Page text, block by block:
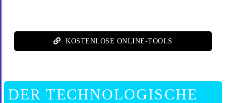
KOSTENLOSE ONLINE-TOOLS
DER TECHNOLOGISCHE